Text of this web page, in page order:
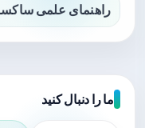
راهنمای علمی
ما را دنبال کنید